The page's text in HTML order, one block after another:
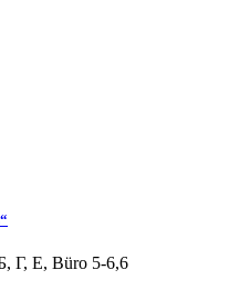
Г, Е, Büro 5-6,6